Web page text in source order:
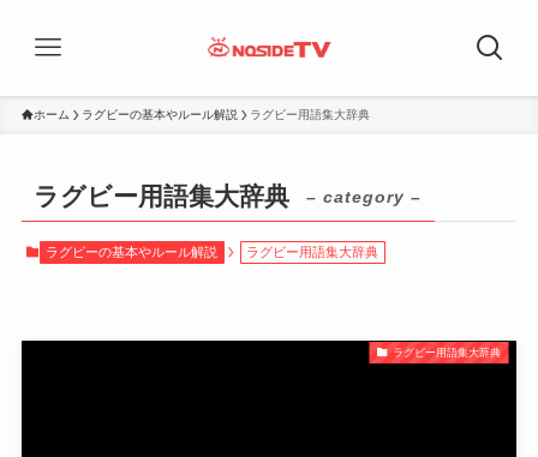
ホーム ラグビーの基本やルール解説 ラグビー用語集大辞典
ラグビー用語集大辞典 – category –
ラグビーの基本やルール解説 ラグビー用語集大辞典
ラグビー用語集大辞典